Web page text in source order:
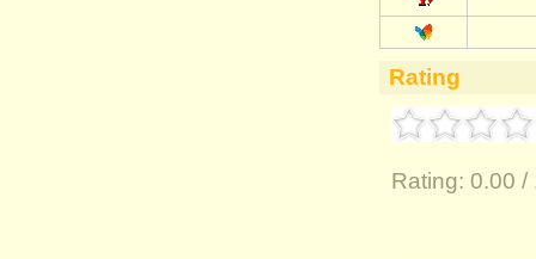
Rating
Rating: 0.00 /